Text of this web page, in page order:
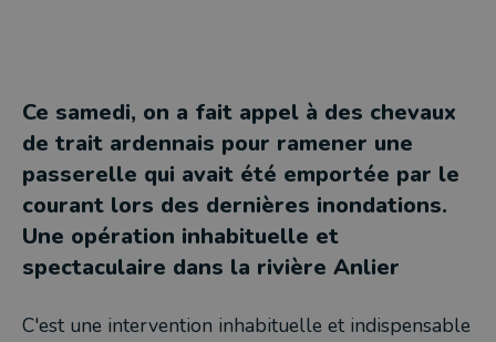
Ce samedi, on a fait appel à des chevaux
de trait ardennais pour ramener une
passerelle qui avait été emportée par le
courant lors des dernières inondations.
Une opération inhabituelle et
spectaculaire dans la rivière Anlier
C'est une intervention inhabituelle et indispensable